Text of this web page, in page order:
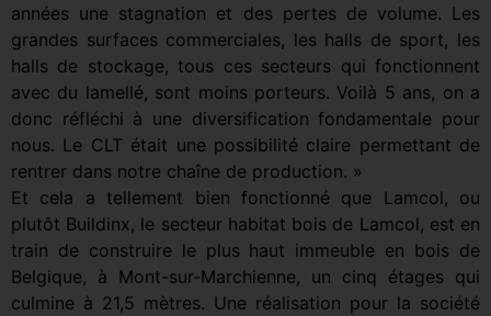
années une stagnation et des pertes de volume. Les
grandes surfaces commerciales, les halls de sport, les
halls de stockage, tous ces secteurs qui fonctionnent
avec du lamellé, sont moins porteurs. Voilà 5 ans, on a
donc réfléchi à une diversification fondamentale pour
nous. Le CLT était une possibilité claire permettant de
rentrer dans notre chaîne de production. »
Et cela a tellement bien fonctionné que Lamcol, ou
plutôt Buildinx, le secteur habitat bois de Lamcol, est en
train de construire le plus haut immeuble en bois de
Belgique, à Mont-sur-Marchienne, un cinq étages qui
culmine à 21,5 mètres. Une réalisation pour la société